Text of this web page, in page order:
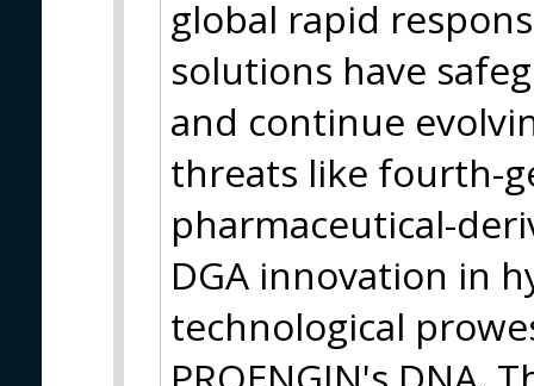
global rapid
solutions have
and continue
threats like fourth-
pharmaceutical-
DGA innovation in
technological